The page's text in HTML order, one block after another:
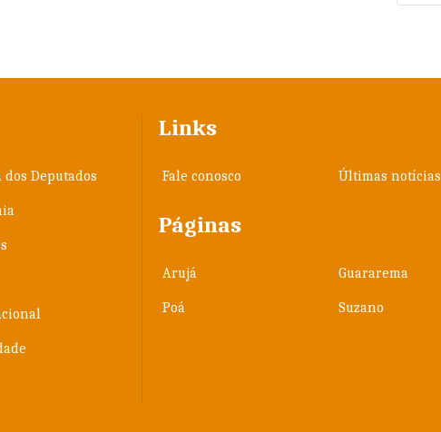
dos Deputados
Links
Fale conosco Últimas notícias
Páginas
Arujá Guararema
Poá Suzano